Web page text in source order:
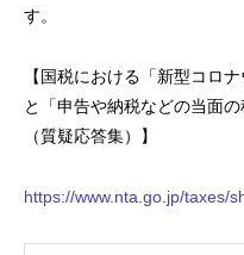
す。
【国税における「新型コロ
と「申告や納税などの当面
（質疑応答集）】
https://www.nta.go.jp/taxes/